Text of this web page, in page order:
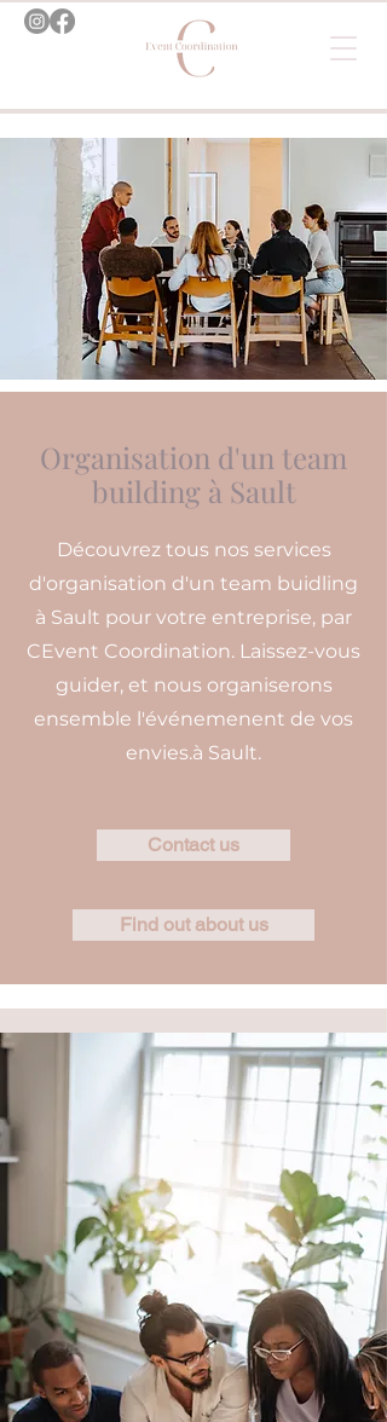
Organisation d'un team
building à Sault
Découvrez tous nos services
d'organisation d'un team buidling
à Sault pour votre entreprise, par
CEvent Coordination. Laissez-vous
guider, et nous organiserons
ensemble l'événemenent de vos
envies.à Sault.
Contact us
Find out about us